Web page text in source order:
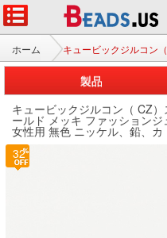
ホーム キュービックジルコン
製品
キュービックジルコン（ CZ
ールド メッキ ファッション
女性用 無色 ニッケル、鉛、